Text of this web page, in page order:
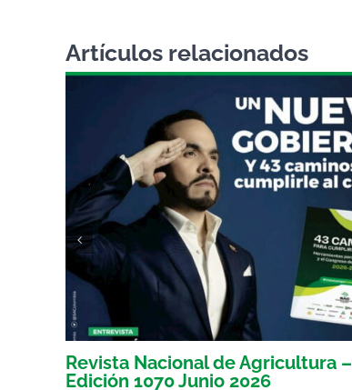
Artículos relacionados
Revista Nacional de Agricultura –
Edición 1070 Junio 2026